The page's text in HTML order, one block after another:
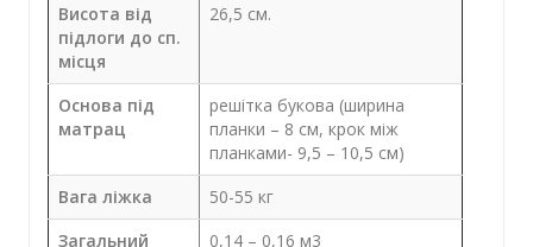
Висота від
підлоги до сп.
місця
26,5 см.
Основа під
матрац
решітка букова (ширина
планки – 8 см, крок між
планками- 9,5 – 10,5 см)
Вага ліжка
50-55 кг
Загальний
0,14 – 0,16 м3